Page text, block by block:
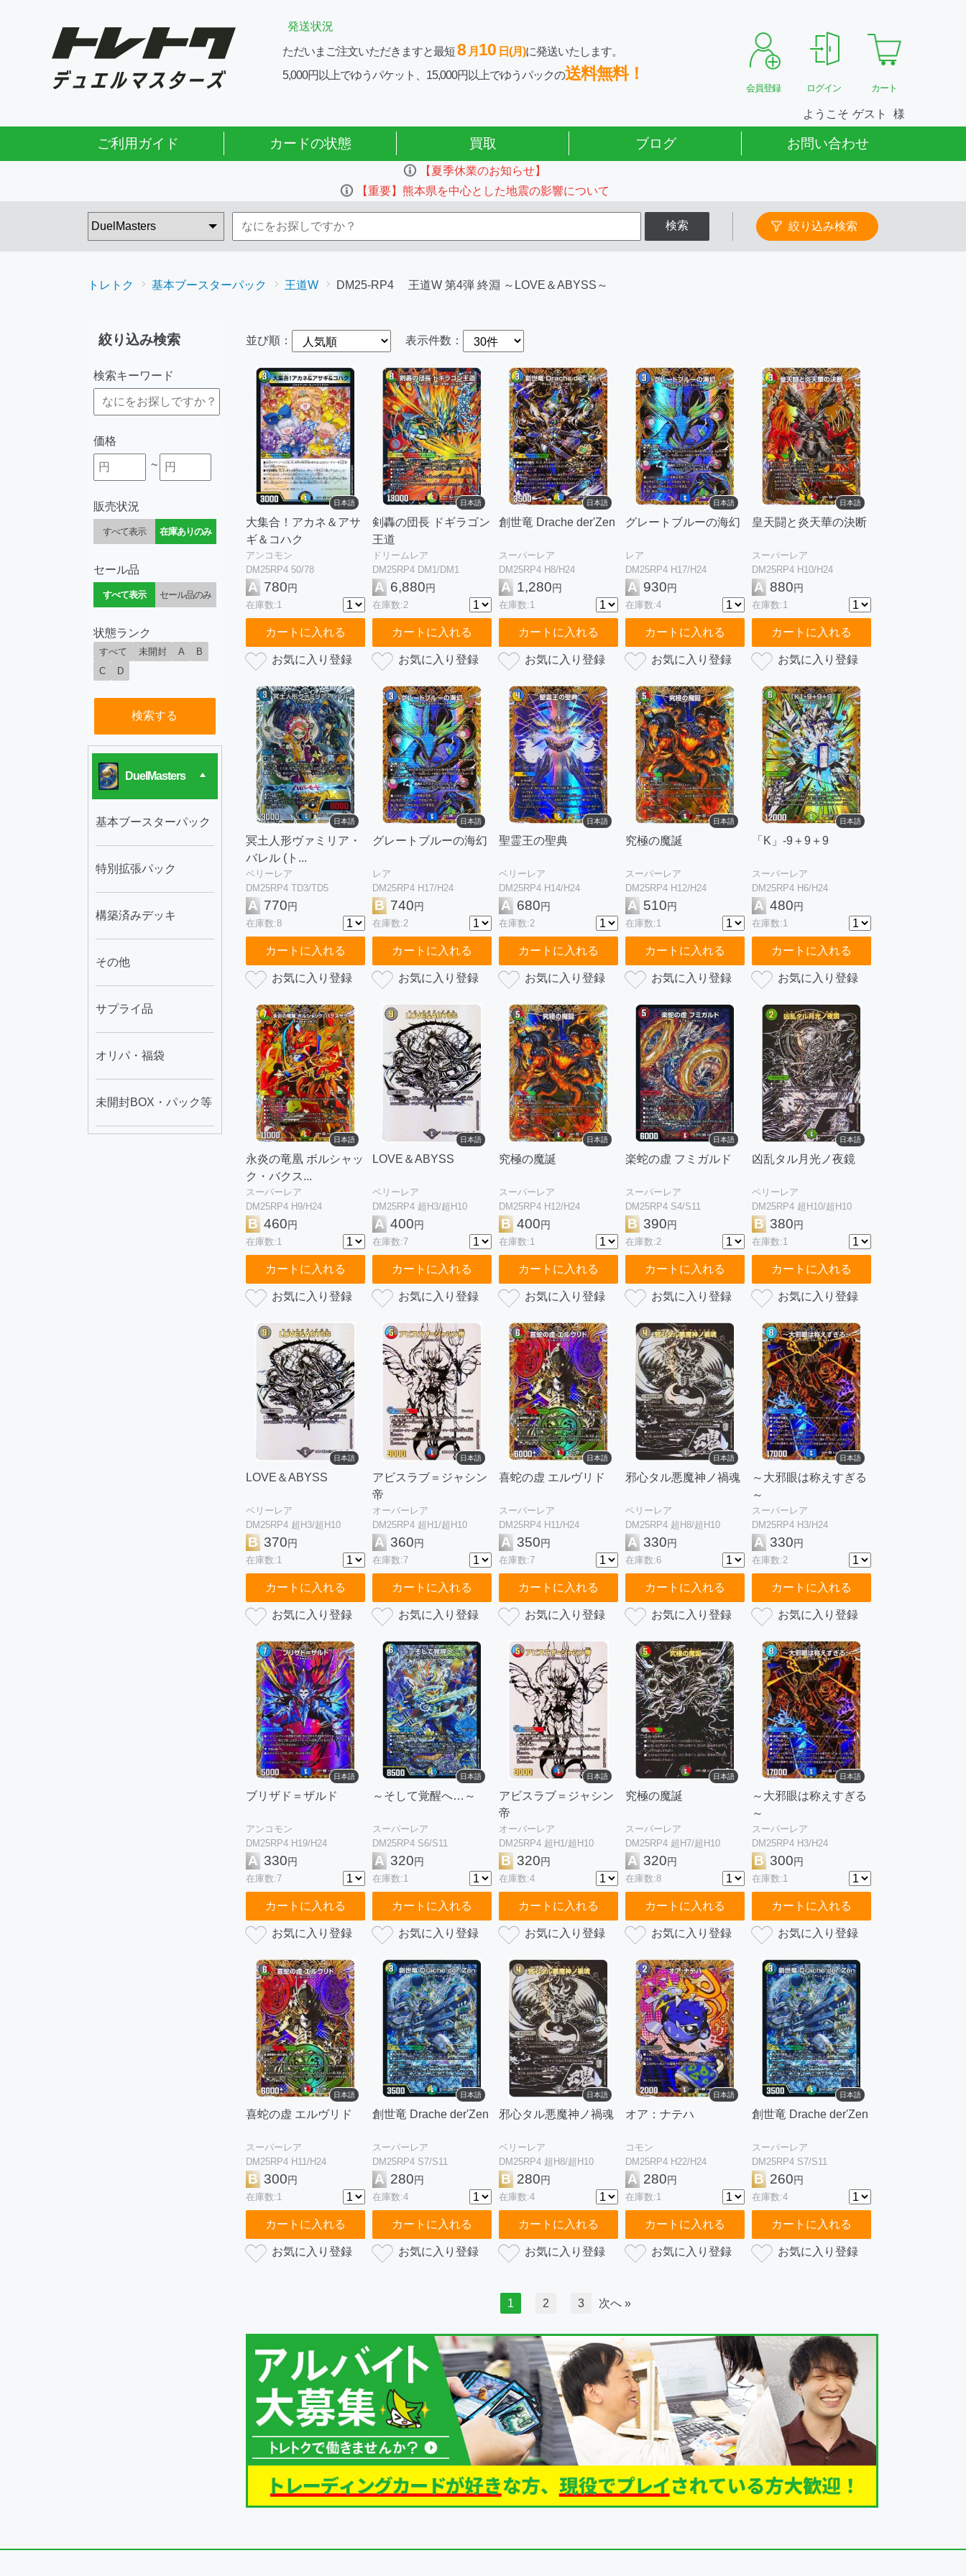
発送状況
ただいまご注文いただきますと最短8 月 10 日(月)に発送いたします。
5,000円以上でゆうパケット、15,000円以上でゆうパックの送料無料！
会員登録 ログイン カート
ようこそ ゲスト
ご利用ガイド カードの状態 買取 ブログ お問い合わせ
【夏季休業のお知らせ】
【重要】熊本県を中心とした地震の影響について
検索 絞り込み検索
トレトク 基本ブースターパック 王道W DM25-RP4 王道W 第4弾 終淵 ～LOVE＆ABYSS～
絞り込み検索
検索キーワード
価格
~
販売状況
すべて表示 在庫ありのみ
セール品
すべて表示 セール品のみ
状態ランク
すべて 未開封 A
B
C
D
検索する
DuelMasters
基本ブースターパック
特別拡張パック
構築済みデッキ
その他
サプライ品
オリパ・福袋
未開封BOX・パック等
並び順： 表示件数：
日本語
大集合！アカネ＆アサ
ギ＆コハク
アンコモン
DM25RP4 50/78
A 780円
在庫数:1
カートに入れる
日本語
剣轟の団長 ドギラゴン
王道
ドリームレア
DM25RP4 DM1/DM1
A 6,880円
在庫数:2
カートに入れる
日本語
創世竜 Drache der'Zen
スーパーレア
DM25RP4 H8/H24
A 1,280円
在庫数:1
カートに入れる
日本語
グレートブルーの海幻
レア
DM25RP4 H17/H24
A 930円
在庫数:4
カートに入れる
日本語
皇天闘と炎天華の決断
スーパーレア
DM25RP4 H10/H24
A 880円
在庫数:1
カートに入れる
日本語
冥土人形ヴァミリア・
バレル (ト...
ベリーレア
DM25RP4 TD3/TD5
A 770円
在庫数:8
カートに入れる
日本語
グレートブルーの海幻
レア
DM25RP4 H17/H24
B 740円
在庫数:2
カートに入れる
日本語
聖霊王の聖典
ベリーレア
DM25RP4 H14/H24
A 680円
在庫数:2
カートに入れる
日本語
究極の魔誕
スーパーレア
DM25RP4 H12/H24
A 510円
在庫数:1
カートに入れる
日本語
「K」-9＋9＋9
スーパーレア
DM25RP4 H6/H24
A 480円
在庫数:1
カートに入れる
日本語
永炎の竜凰 ボルシャッ
ク・バクス...
スーパーレア
DM25RP4 H9/H24
B 460円
在庫数:1
カートに入れる
日本語
LOVE＆ABYSS
ベリーレア
DM25RP4 超H3/超H10
A 400円
在庫数:7
カートに入れる
日本語
究極の魔誕
スーパーレア
DM25RP4 H12/H24
B 400円
在庫数:1
カートに入れる
日本語
楽蛇の虚 フミガルド
スーパーレア
DM25RP4 S4/S11
B 390円
在庫数:2
カートに入れる
日本語
凶乱タル月光ノ夜鏡
ベリーレア
DM25RP4 超H10/超H10
B 380円
在庫数:1
カートに入れる
日本語
LOVE＆ABYSS
ベリーレア
DM25RP4 超H3/超H10
B 370円
在庫数:1
カートに入れる
日本語
アビスラブ＝ジャシン
帝
オーバーレア
DM25RP4 超H1/超H10
A 360円
在庫数:7
カートに入れる
日本語
喜蛇の虚 エルヴリド
スーパーレア
DM25RP4 H11/H24
A 350円
在庫数:7
カートに入れる
日本語
邪心タル悪魔神ノ禍魂
ベリーレア
DM25RP4 超H8/超H10
A 330円
在庫数:6
カートに入れる
日本語
～大邪眼は称えすぎる
～
スーパーレア
DM25RP4 H3/H24
A 330円
在庫数:2
カートに入れる
日本語
ブリザド＝ザルド
アンコモン
DM25RP4 H19/H24
A 330円
在庫数:7
カートに入れる
日本語
～そして覚醒へ…～
スーパーレア
DM25RP4 S6/S11
A 320円
在庫数:1
カートに入れる
日本語
アビスラブ＝ジャシン
帝
オーバーレア
DM25RP4 超H1/超H10
B 320円
在庫数:4
カートに入れる
日本語
究極の魔誕
スーパーレア
DM25RP4 超H7/超H10
A 320円
在庫数:8
カートに入れる
日本語
～大邪眼は称えすぎる
～
スーパーレア
DM25RP4 H3/H24
B 300円
在庫数:1
カートに入れる
日本語
喜蛇の虚 エルヴリド
スーパーレア
DM25RP4 H11/H24
B 300円
在庫数:1
カートに入れる
日本語
創世竜 Drache der'Zen
スーパーレア
DM25RP4 S7/S11
A 280円
在庫数:4
カートに入れる
日本語
邪心タル悪魔神ノ禍魂
ベリーレア
DM25RP4 超H8/超H10
B 280円
在庫数:4
カートに入れる
日本語
オア：ナテハ
コモン
DM25RP4 H22/H24
A 280円
在庫数:1
カートに入れる
日本語
創世竜 Drache der'Zen
スーパーレア
DM25RP4 S7/S11
B 260円
在庫数:4
カートに入れる
1 2 3 次へ »